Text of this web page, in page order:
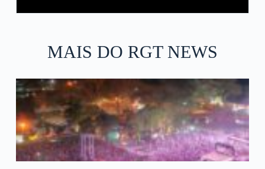
MAIS DO RGT NEWS